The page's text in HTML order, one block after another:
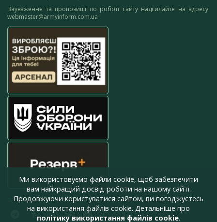
Зауваження та пропозиції по роботі сайту надсилайте на адресу:
webmaster@armyinform.com.ua
press@armyinform.com.ua
Ми використовуємо файли cookie, щоб забезпечити
вам найкращий досвід роботи на нашому сайті.
Продовжуючи користуватися сайтом, ви погоджуєтесь
на використання файлів cookie. Детальніше про
політику використання файлів cookie.